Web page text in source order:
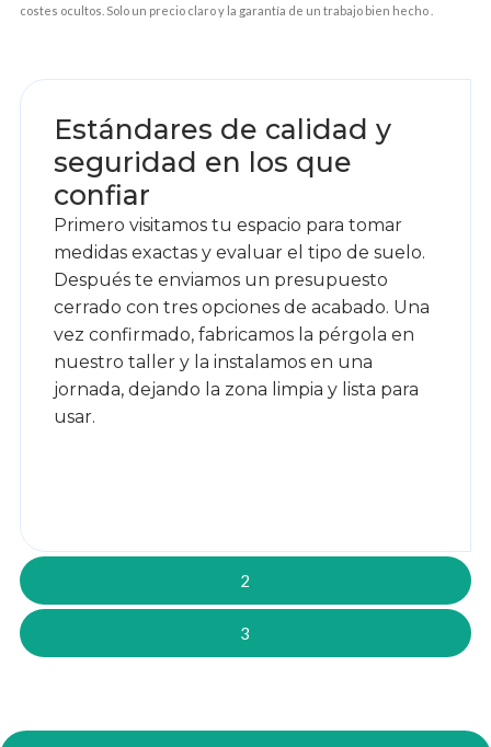
costes ocultos. Solo un precio claro y la garantía de un trabajo bien hecho .
2
3
Estándares de calidad y
seguridad en los que
confiar
Primero visitamos tu espacio para tomar
medidas exactas y evaluar el tipo de suelo.
Después te enviamos un presupuesto
cerrado con tres opciones de acabado. Una
vez confirmado, fabricamos la pérgola en
nuestro taller y la instalamos en una
jornada, dejando la zona limpia y lista para
usar.